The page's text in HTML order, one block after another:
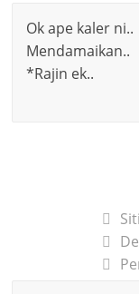
Ok ape kaler ni..
Mendamaikan..
*Rajin ek..